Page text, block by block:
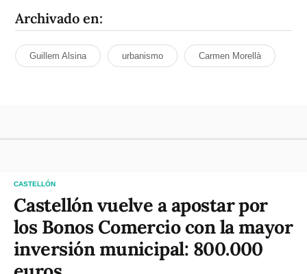
Archivado en:
Guillem Alsina urbanismo Carmen Morellà
CASTELLÓN
Castellón vuelve a apostar por
los Bonos Comercio con la mayor
inversión municipal: 800.000